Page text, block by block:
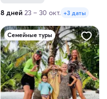
8 дней 23 – 30 окт. +3 даты
Семейные туры